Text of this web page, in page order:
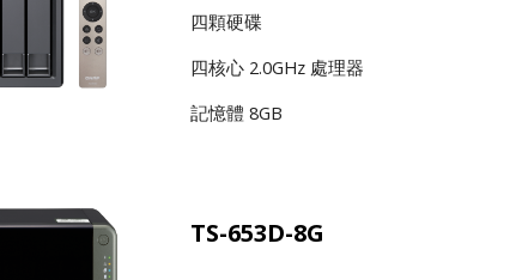
四顆硬碟
四核心 2.0GHz 處理器
記憶體 8GB
TS-653D-8G